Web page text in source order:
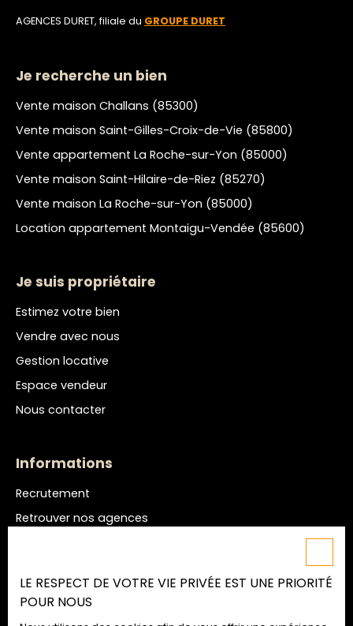
AGENCES DURET, filiale du GROUPE DURET
Je recherche un bien
Vente maison Challans (85300)
Vente maison Saint-Gilles-Croix-de-Vie (85800)
Vente appartement La Roche-sur-Yon (85000)
Vente maison Saint-Hilaire-de-Riez (85270)
Vente maison La Roche-sur-Yon (85000)
Location appartement Montaigu-Vendée (85600)
Je suis propriétaire
Estimez votre bien
Vendre avec nous
Gestion locative
Espace vendeur
Nous contacter
Informations
Recrutement
Retrouver nos agences
Politique de confidentialité
LE RESPECT DE VOTRE VIE PRIVÉE EST UNE PRIORITÉ
POUR NOUS